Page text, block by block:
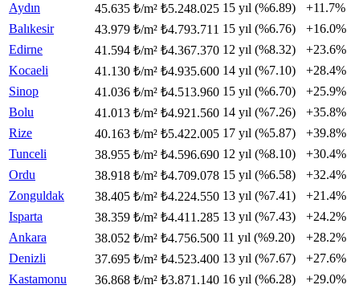
Aydın
45.635 ₺/m² ₺5.248.025 15 yıl (%6.89) +11.7%
Balıkesir
43.979 ₺/m² ₺4.793.711 15 yıl (%6.76) +16.0%
Edirne
41.594 ₺/m² ₺4.367.370 12 yıl (%8.32) +23.6%
Kocaeli
41.130 ₺/m² ₺4.935.600 14 yıl (%7.10) +28.4%
Sinop
41.036 ₺/m² ₺4.513.960 15 yıl (%6.70) +25.9%
Bolu
41.013 ₺/m² ₺4.921.560 14 yıl (%7.26) +35.8%
Rize
40.163 ₺/m² ₺5.422.005 17 yıl (%5.87) +39.8%
Tunceli
38.955 ₺/m² ₺4.596.690 12 yıl (%8.10) +30.4%
Ordu
38.918 ₺/m² ₺4.709.078 15 yıl (%6.58) +32.4%
Zonguldak
38.405 ₺/m² ₺4.224.550 13 yıl (%7.41) +21.4%
Isparta
38.359 ₺/m² ₺4.411.285 13 yıl (%7.43) +24.2%
Ankara
38.052 ₺/m² ₺4.756.500 11 yıl (%9.20) +28.2%
Denizli
37.695 ₺/m² ₺4.523.400 13 yıl (%7.67) +27.6%
Kastamonu
36.868 ₺/m² ₺3.871.140 16 yıl (%6.28) +29.0%